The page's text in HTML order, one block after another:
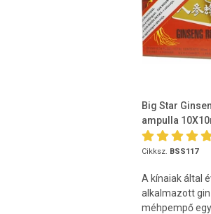
Big Star
ampulla
Cikksz. BSS117
A kínaiak által
alkalmazott
méhpempő